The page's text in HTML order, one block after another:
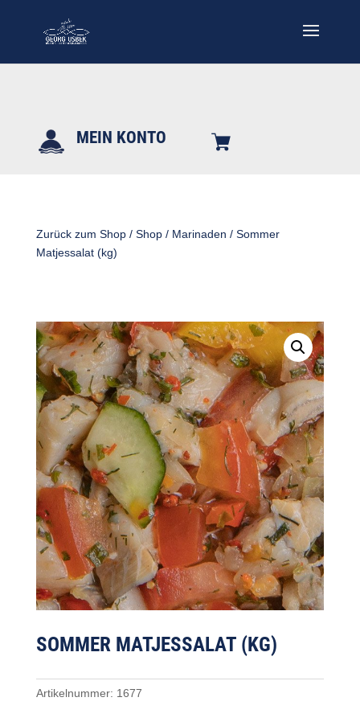
MEIN KONTO
Zurück zum Shop/ Shop/ Marinaden / Sommer
Matjessalat (kg)
SOMMER MATJESSALAT (KG)
Artikelnummer: 1677